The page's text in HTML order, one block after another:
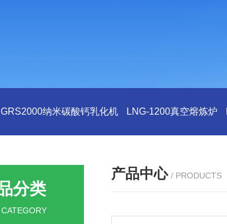
GRS2000纳米碳酸钙乳化机 LNG-1200真空熔炼炉
分类
产品中心 / PRODUCTS